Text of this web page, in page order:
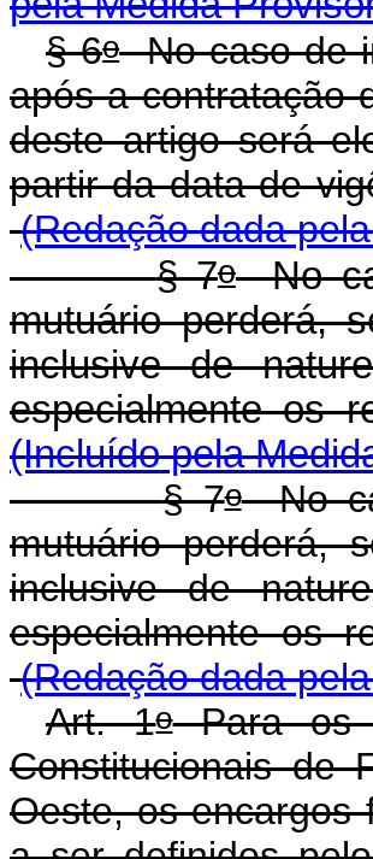
§ 6oNo caso de
após a contratação
deste artigo será
partir da data de
(Redação dada
§ 7oNo
mutuário perderá,
inclusive de
especialmente
(Incluído pela
§ 7oNo
mutuário perderá,
inclusive de
especialmente
(Redação dada
Art. 1oPara os
Constitucionais de
Oeste, os encargos